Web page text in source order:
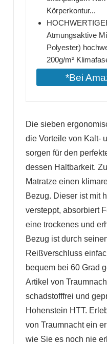
Körperkontur...
Atmungsaktive
Polyester)
200g/m²
*Bei
Die sieben
die Vorteile von Kalt-
sorgen für den
dessen Haltbarkeit.
Matratze einen
Bezug. Dieser ist mit
versteppt, absorbiert
eine trockenes und
Bezug ist durch
Reißverschluss
bequem bei 60 Grad
Artikel von
schadstofffrei und
Hohenstein HTT.
von Traumnacht ein
wie Sie es noch nie